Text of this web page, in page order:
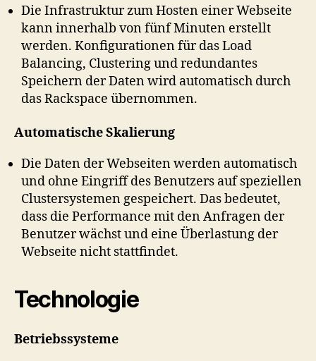
Die Infrastruktur zum Hosten einer Webseite
kann innerhalb von fünf Minuten erstellt
werden. Konfigurationen für das Load
Balancing, Clustering und redundantes
Speichern der Daten wird automatisch durch
das Rackspace übernommen.
Automatische Skalierung
Die Daten der Webseiten werden automatisch
und ohne Eingriff des Benutzers auf speziellen
Clustersystemen gespeichert. Das bedeutet,
dass die Performance mit den Anfragen der
Benutzer wächst und eine Überlastung der
Webseite nicht stattfindet.
Technologie
Betriebssysteme